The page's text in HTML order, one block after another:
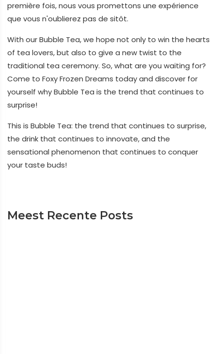
première fois, nous vous promettons une expérience
que vous n'oublierez pas de sitôt.
With our Bubble Tea, we hope not only to win the hearts
of tea lovers, but also to give a new twist to the
traditional tea ceremony. So, what are you waiting for?
Come to Foxy Frozen Dreams today and discover for
yourself why Bubble Tea is the trend that continues to
surprise!
This is Bubble Tea: the trend that continues to surprise,
the drink that continues to innovate, and the
sensational phenomenon that continues to conquer
your taste buds!
Meest Recente Posts